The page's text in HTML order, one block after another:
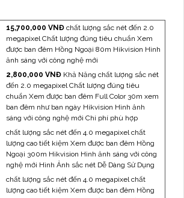
15,700,000 VNĐ chất lượng sắc nét đến 2.0
megapixel Chất lượng đúng tiêu chuẩn Xem
được ban đêm Hồng Ngoại 80m Hikvision Hình
ảnh sáng với công nghệ mới
2,800,000 VNĐ Khả Năng chất lượng sắc nét
đến 2.0 megapixel Chất lượng đúng tiêu
chuẩn Xem được ban đêm Full Color 30m xem
ban đêm như ban ngày Hikvision Hình ảnh
sáng với công nghệ mới Chi phí phù hợp
chất lượng sắc nét đến 4.0 megapixel chất
lượng cao tiết kiệm Xem được ban đêm Hồng
Ngoại 300m Hikvision Hình ảnh sáng với công
nghệ mới Hình Ảnh sắc nét Dễ Dàng Sử Dụng
chất lượng sắc nét đến 4.0 megapixel chất
lượng cao tiết kiệm Xem được ban đêm Hồng